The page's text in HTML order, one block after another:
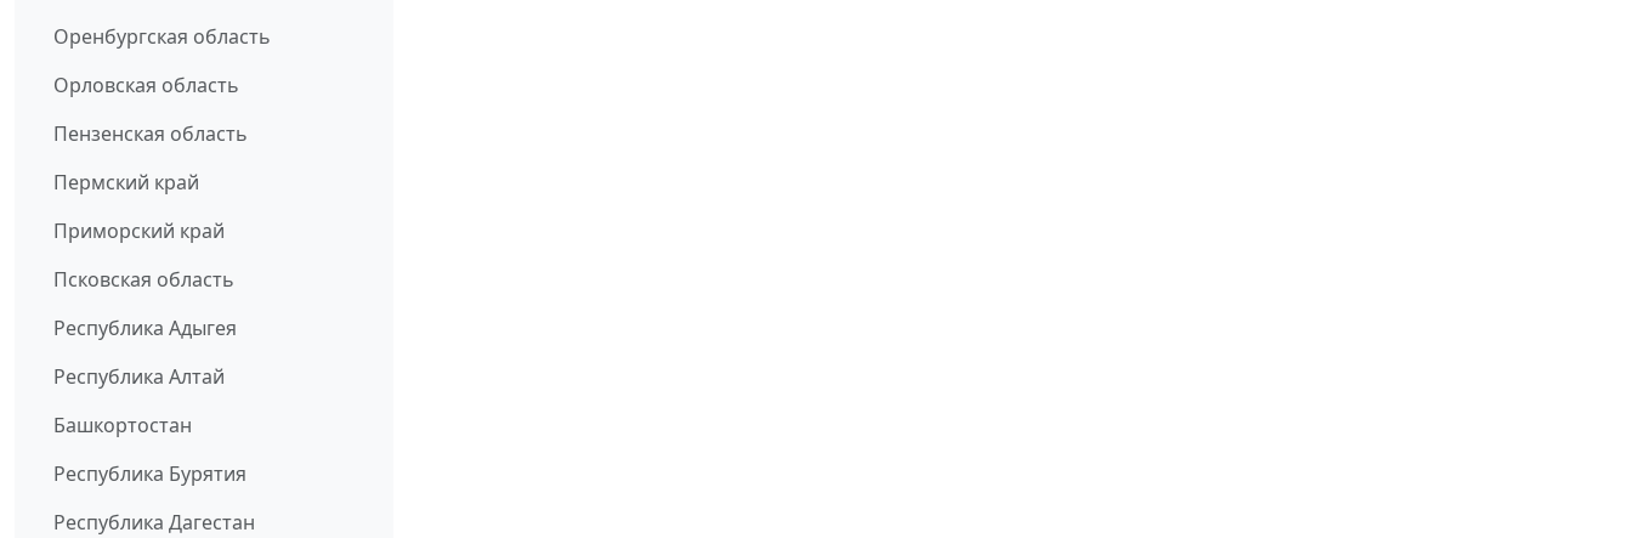
Оренбургская область
Орловская область
Пензенская область
Пермский край
Приморский край
Псковская область
Республика Адыгея
Республика Алтай
Башкортостан
Республика Бурятия
Республика Дагестан